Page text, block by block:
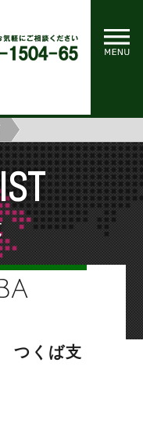
つくば支